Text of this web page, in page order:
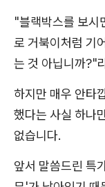
"블랙박스를 보
로 거북이처럼 기
는 것 아닙니까?"
하지만 매우 안타
했다는 사실 하나
없습니다.
앞서 말씀드린 특